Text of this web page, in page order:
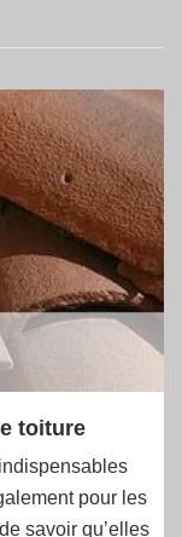
toiture
pour les
savoir qu’elles